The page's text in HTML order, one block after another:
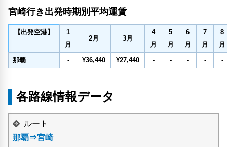
宮崎行き出発時期別平均運賃
【出発空港】
1
月
2月 3月
4
月
5
月
6
月
7
月
8
月
那覇 - ¥36,440 ¥27,440 - - - - -
各路線情報データ
ルート
那覇⇒宮崎